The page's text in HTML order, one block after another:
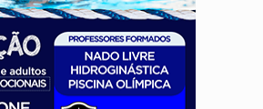
DE PESQUISA:Iniciativa Amazônia+10 lança chamada para fortalecer
Brasil tem grandes reservas de urânio, mas produz pouco e
Serpente capturada na fábrica da Coca-Cola é